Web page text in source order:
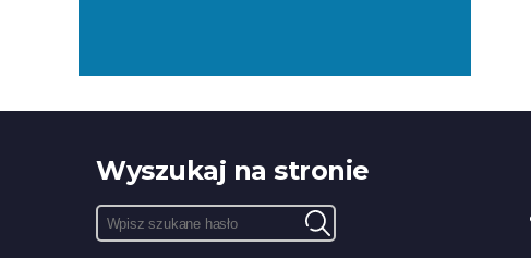
Wyszukaj na stronie
Wyszukiwarka
treści
Pole
wyszukiwania: